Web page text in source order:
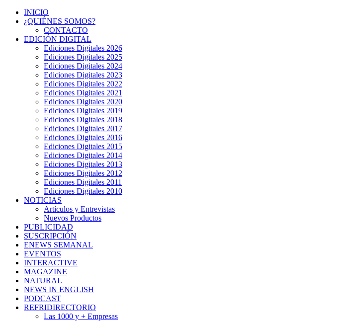
INICIO
¿QUIÉNES SOMOS?
CONTACTO
EDICIÓN DIGITAL
Ediciones Digitales 2026
Ediciones Digitales 2025
Ediciones Digitales 2024
Ediciones Digitales 2023
Ediciones Digitales 2022
Ediciones Digitales 2021
Ediciones Digitales 2020
Ediciones Digitales 2019
Ediciones Digitales 2018
Ediciones Digitales 2017
Ediciones Digitales 2016
Ediciones Digitales 2015
Ediciones Digitales 2014
Ediciones Digitales 2013
Ediciones Digitales 2012
Ediciones Digitales 2011
Ediciones Digitales 2010
NOTICIAS
Artículos y Entrevistas
Nuevos Productos
PUBLICIDAD
SUSCRIPCIÓN
ENEWS SEMANAL
EVENTOS
INTERACTIVE
MAGAZINE
NATURAL
NEWS IN ENGLISH
PODCAST
REFRIDIRECTORIO
Las 1000 y + Empresas